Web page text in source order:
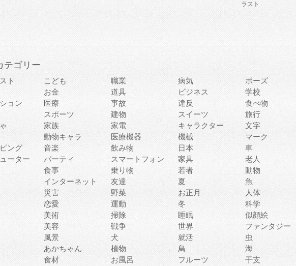
ラスト
テゴリー
ト こども 職業 病気
ポーズ
お金
道具 ビジネス
学校
ョン
医療 事故 違反
食べ物
スポーツ
建物 スイーツ
旅行
家族 家電 キャラクター
文字
動物キャラ
医療機器 機械
マーク
ング
音楽 飲み物 日本
車
ーター
パーティ スマートフォン 家具
老人
食事
乗り物 若者
動物
インターネット
友達 夏
魚
災害
野菜 お正月
人体
恋愛
運動 冬
科学
美術
掃除 睡眠
似顔絵
美容
戦争 世界
ファンタジー
風景
犬 就活
虫
あかちゃん
植物 鳥
海
食材
お風呂 フルーツ
干支